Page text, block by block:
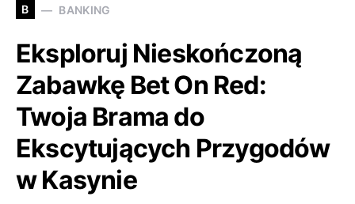
B BANKING
Eksploruj Nieskończoną
Zabawkę Bet On Red:
Twoja Brama do
Ekscytujących Przygodów
w Kasynie